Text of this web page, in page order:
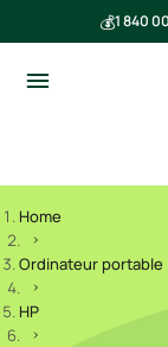
💰1 840
Home
Ordinateur portable
HP